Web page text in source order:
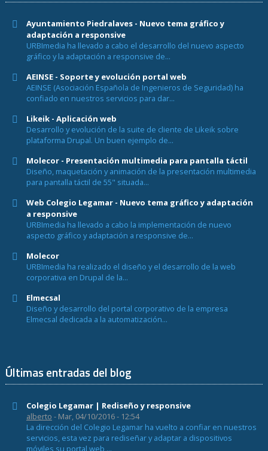
Ayuntamiento Piedralaves - Nuevo tema gráfico y
adaptación a responsive
URBImedia ha llevado a cabo el desarrollo del nuevo aspecto
gráfico y la adaptación a responsive de...
AEINSE - Soporte y evolución portal web
AEINSE (Asociación Española de Ingenieros de Seguridad) ha
confiado en nuestros servicios para dar...
Likeik - Aplicación web
Desarrollo y evolución de la suite de cliente de Likeik sobre
plataforma Drupal. Un buen ejemplo de...
Molecor - Presentación multimedia para pantalla táctil
Diseño, maquetación y animación de la presentación multimedia
para pantalla táctil de 55" situada...
Web Colegio Legamar - Nuevo tema gráfico y adaptación
a responsive
URBImedia ha llevado a cabo la implementación de nuevo
aspecto gráfico y adaptación a responsive de...
Molecor
URBImedia ha realizado el diseño y el desarrollo de la web
corporativa en Drupal de la...
Elmecsal
Diseño y desarrollo del portal corporativo de la empresa
Elmecsal dedicada a la automatización...
Últimas entradas del blog
Colegio Legamar | Rediseño y responsive
alberto - Mar, 04/10/2016 - 12:54
La dirección del Colegio Legamar ha vuelto a confiar en nuestros
servicios, esta vez para rediseñar y adaptar a dispositivos